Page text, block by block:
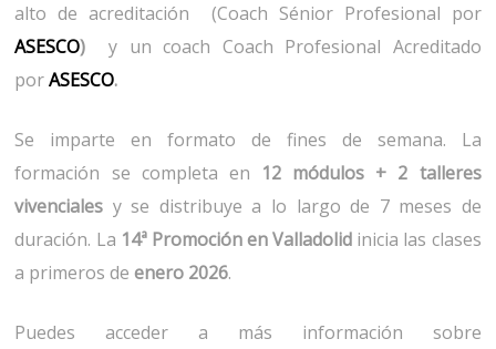
alto de acreditación (Coach Sénior Profesional por
ASESCO) y un coach Coach Profesional Acreditado
porASESCO.
Se imparte en formato de fines de semana. La
formación se completa en 12 módulos + 2 talleres
vivenciales y se distribuye a lo largo de 7 meses de
duración. La 14ª Promoción en Valladolid inicia las clases
a primeros deenero 2026.
Puedes acceder a más información sobre